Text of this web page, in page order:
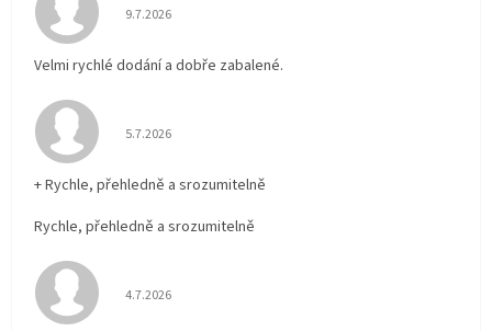
Hodnocení obchodu je 5 z 5 hvězdiček.
9.7.2026
Velmi rychlé dodání a dobře zabalené.
Hodnocení obchodu je 5 z 5 hvězdiček.
5.7.2026
+ Rychle, přehledně a srozumitelně
Rychle, přehledně a srozumitelně
Hodnocení obchodu je 5 z 5 hvězdiček.
4.7.2026